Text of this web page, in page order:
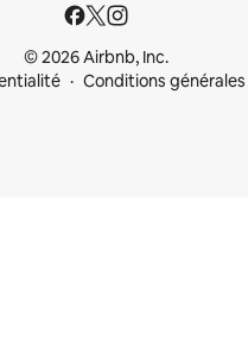
© 2026 Airbnb, Inc.
Conditions générales